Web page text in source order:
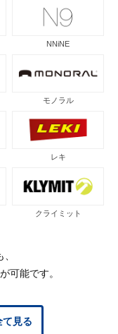
NNiNE
モノラル
レキ
クライミット
可能です。
見る